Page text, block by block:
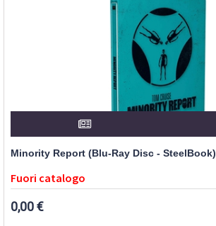
Minority Report (Blu-Ray Disc - SteelBook)
Fuori catalogo
0,00 €